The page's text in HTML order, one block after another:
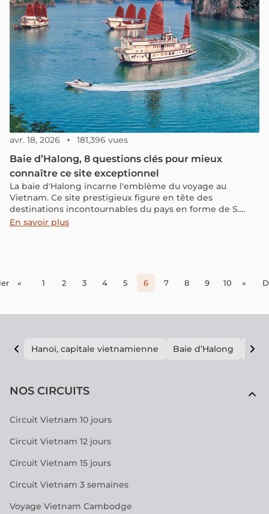
avr. 18, 2026 181,396 vues
Baie d’Halong, 8 questions clés pour mieux
connaître ce site exceptionnel
La baie d'Halong incarne l'emblème du voyage au
Vietnam. Ce site prestigieux figure en tête des
destinations incontournables du pays en forme de S.
Cependant, il existe des informations intéressantes à
visiter et comment se déroule une croisière en jonque
pour passer une nuit dans la baie ? Tout est abordé dans
pratiques.
En savoir plus
« 1 2 3 4 5 6 7 8 9 10 »
Hanoï, capitale vietnamienne Baie d’Halong E
NOS CIRCUITS
Circuit Vietnam 10 jours
Circuit Vietnam 12 jours
Circuit Vietnam 15 jours
Circuit Vietnam 3 semaines
Voyage Vietnam Cambodge